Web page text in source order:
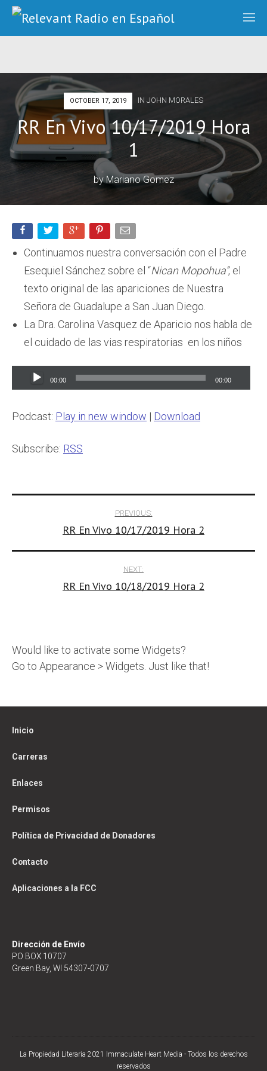
OCTOBER 17, 2019 IN JOHN MORALES
RR En Vivo 10/17/2019 Hora
1
byMariano Gomez
Continuamos nuestra conversación con el Padre
Esequiel Sánchez sobre el “Nican Mopohua”, el
texto original de las apariciones de Nuestra
Señora de Guadalupe a San Juan Diego.
La Dra. Carolina Vasquez de Aparicio nos habla de
el cuidado de las vias respiratorias en los niños
Audio
Player
00:00 00:00
Podcast: Play in new window | Download
Subscribe: RSS
navigation
PREVIOUS:
RR En Vivo 10/17/2019 Hora 2
NEXT:
RR En Vivo 10/18/2019 Hora 2
Would like to activate some Widgets?
Go to Appearance > Widgets. Just like that!
Inicio
Carreras
Enlaces
Permisos
Política de Privacidad de Donadores
Contacto
Aplicaciones a la FCC
Dirección de Envío
PO BOX 10707
Green Bay, WI 54307-0707
La Propiedad Literaria 2021 Immaculate Heart Media - Todos los derechos
reservados